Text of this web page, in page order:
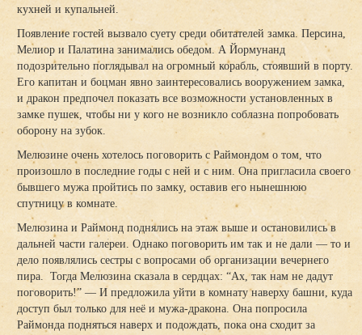
кухней и купальней.
Появление гостей вызвало суету среди обитателей замка. Персина,
Мелиор и Палатина занимались обедом. А Йормунанд
подозрительно поглядывал на огромный корабль, стоявший в порту.
Его капитан и боцман явно заинтересовались вооружением замка,
и дракон предпочел показать все возможности установленных в
замке пушек, чтобы ни у кого не возникло соблазна попробовать
оборону на зубок.
Мелюзине очень хотелось поговорить с Раймондом о том, что
произошло в последние годы с ней и с ним. Она пригласила своего
бывшего мужа пройтись по замку, оставив его нынешнюю
спутницу в комнате.
Мелюзина и Раймонд поднялись на этаж выше и остановились в
дальней части галереи. Однако поговорить им так и не дали — то и
дело появлялись сестры с вопросами об организации вечернего
пира. Тогда Мелюзина сказала в сердцах: “Ах, так нам не дадут
поговорить!” — И предложила уйти в комнату наверху башни, куда
доступ был только для неё и мужа-дракона. Она попросила
Раймонда подняться наверх и подождать, пока она сходит за